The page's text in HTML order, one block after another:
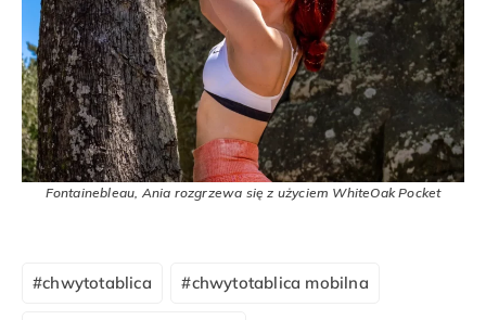
Fontainebleau, Ania rozgrzewa się z użyciem WhiteOak Pocket
Tags:
#chwytotablica #chwytotablica mobilna